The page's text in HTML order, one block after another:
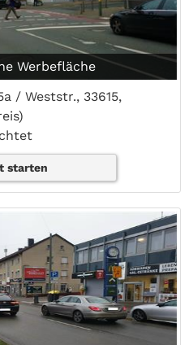
Werbefläche
/ Weststr., 33615,
starten